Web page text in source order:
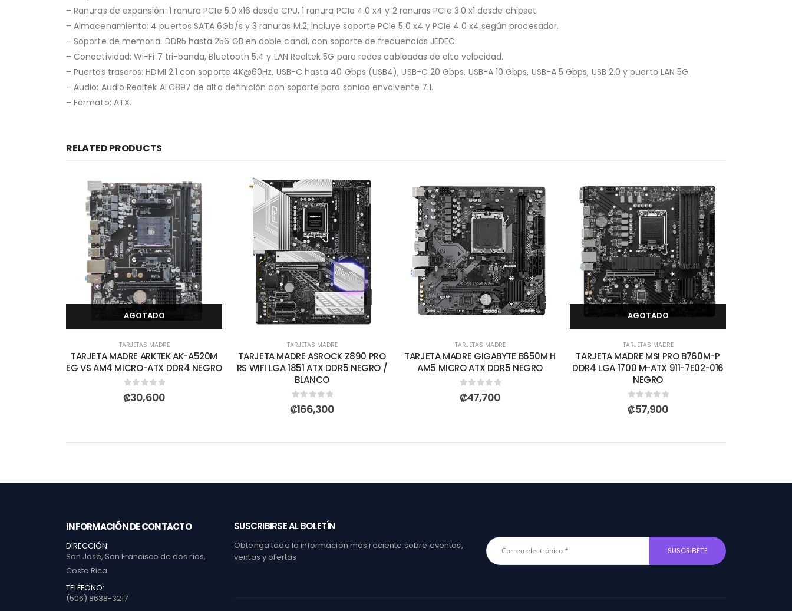
– Ranuras de expansión: 1 ranura PCIe 5.0 x16 desde CPU, 1 ranura PCIe 4.0 x4 y 2 ranuras PCIe 3.0 x1 desde chipset.
– Almacenamiento: 4 puertos SATA 6Gb/s y 3 ranuras M.2; incluye soporte PCIe 5.0 x4 y PCIe 4.0 x4 según procesador.
– Soporte de memoria: DDR5 hasta 256 GB en doble canal, con soporte de frecuencias JEDEC.
– Conectividad: Wi-Fi 7 tri-banda, Bluetooth 5.4 y LAN Realtek 5G para redes cableadas de alta velocidad.
– Puertos traseros: HDMI 2.1 con soporte 4K@60Hz, USB-C hasta 40 Gbps (USB4), USB-C 20 Gbps, USB-A 10 Gbps, USB-A 5 Gbps, USB 2.0 y puerto LAN 5G.
– Audio: Audio Realtek ALC897 de alta definición con soporte para sonido envolvente 7.1.
– Formato: ATX.
RELATED PRODUCTS
AGOTADO
TARJETAS MADRE
TARJETA MADRE ARKTEK AK-A520M
EG VS AM4 MICRO-ATX DDR4 NEGRO
0out of 5
₡30,600
TARJETAS MADRE
TARJETA MADRE ASROCK Z890 PRO
RS WIFI LGA 1851 ATX DDR5 NEGRO /
BLANCO
0out of 5
₡166,300
TARJETAS MADRE
TARJETA MADRE GIGABYTE B650M H
AM5 MICRO ATX DDR5 NEGRO
0out of 5
₡47,700
AGOTADO
TARJETAS MADRE
TARJETA MADRE MSI PRO B760M-P
DDR4 LGA 1700 M-ATX 911-7E02-016
NEGRO
0out of 5
₡57,900
INFORMACIÓN DE CONTACTO
DIRECCIÓN:
San José, San Francisco de dos ríos,
Costa Rica.
TELÉFONO:
(506) 8638-3217
SUSCRIBIRSE AL BOLETÍN
Obtenga toda la información más reciente sobre eventos,
ventas y ofertas